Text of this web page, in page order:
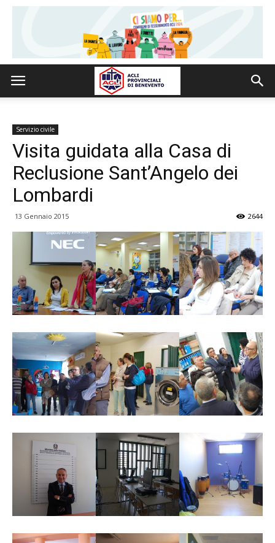
Servizio civile
Visita guidata alla Casa di
Reclusione Sant’Angelo dei
Lombardi
13 Gennaio 2015 2644